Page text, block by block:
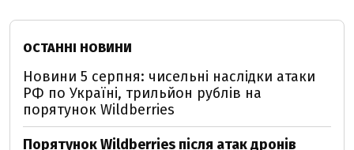
ОСТАННІ НОВИНИ
Новини 5 серпня: чисельні наслідки атаки
РФ по Україні, трильйон рублів на
порятунок Wildberries
Порятунок Wildberries після атак дронів